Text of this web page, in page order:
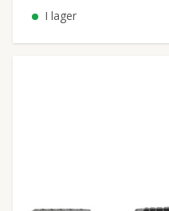
I lager